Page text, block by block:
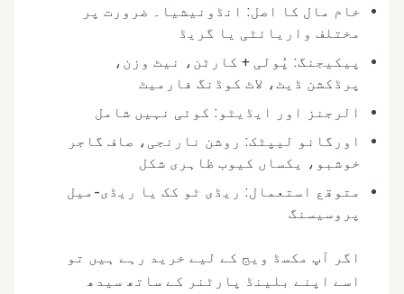
خام مال کا اصل: انڈونیشیا۔ ضرورت پر
مختلف واریائٹی یا گریڈ
پیکیجنگ: پُولی + کارٹن، نیٹ وزن،
پرڈکشن ڈیٹ، لاٹ کوڈنگ فارمیٹ
الرجنز اور ایڈیٹو: کوئی نہیں شامل
اورگانو لیپٹک: روشن نارنجی، صاف گاجر
خوشبو، یکساں کیوب ظاہری شکل
متوقع استعمال: ریڈی ٹو کک یا ریڈی-میل
پروسیسنگ
اگر آپ مکسڈ ویج کے لیے خرید رہے ہیں تو
اسے اپنے بلینڈ پارٹنر کے ساتھ سیدھ